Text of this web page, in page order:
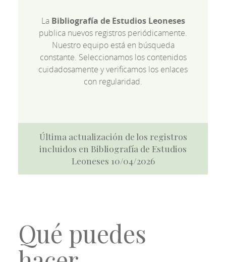
La Bibliografía de Estudios Leoneses
publica nuevos registros periódicamente.
Nuestro equipo está en búsqueda
constante. Seleccionamos los contenidos
cuidadosamente y verificamos los enlaces
con regularidad.
Última actualización de los registros
incluidos en Bibliografía de Estudios
Leoneses 10/04/2026
Qué puedes